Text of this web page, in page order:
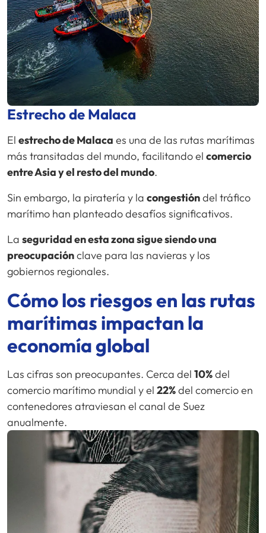
Estrecho de Malaca
El estrecho de Malaca es una de las rutas marítimas
más transitadas del mundo, facilitando el comercio
entre Asia y el resto del mundo.
Sin embargo, la piratería y la congestióndel tráfico
marítimo han planteado desafíos significativos.
La seguridad en esta zona sigue siendo una
preocupaciónclave para las navieras y los
gobiernos regionales.
Cómo los riesgos en las rutas
marítimas impactan la
economía global
Las cifras son preocupantes. Cerca del 10%del
comercio marítimo mundial y el 22%del comercio en
contenedores atraviesan el canal de Suez
anualmente.